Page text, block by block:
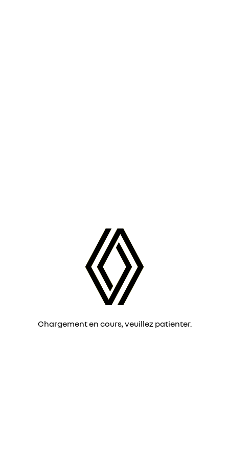
Chargement en cours, veuillez patienter.